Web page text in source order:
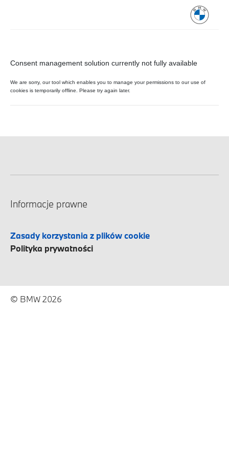
Informacje prawne
Zasady korzystania z plików cookie
Polityka prywatności
© BMW 2026